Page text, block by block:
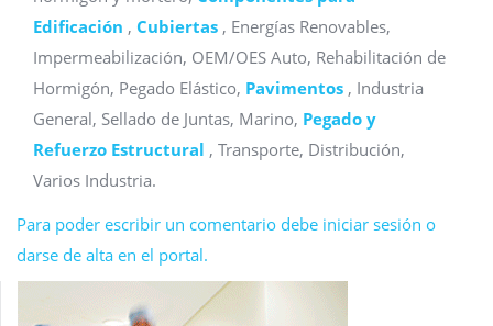
Edificación , Cubiertas , Energías Renovables,
Impermeabilización, OEM/OES Auto, Rehabilitación de
Hormigón, Pegado Elástico, Pavimentos , Industria
General, Sellado de Juntas, Marino, Pegado y
Refuerzo Estructural , Transporte, Distribución,
Varios Industria.
Para poder escribir un comentario debe iniciar sesión o
darse de alta en el portal.